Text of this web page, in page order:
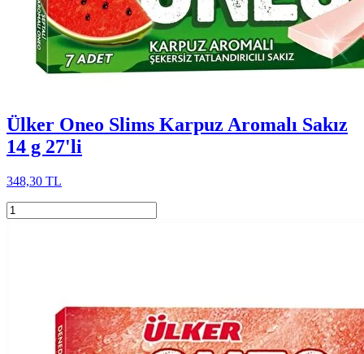
Ülker Oneo Slims Karpuz Aromalı Sakız
14 g 27'li
348,30 TL